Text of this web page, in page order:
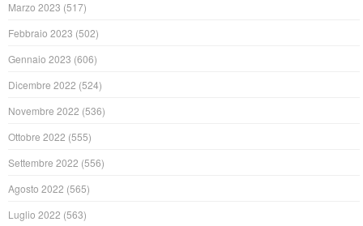
Marzo 2023 (517)
Febbraio 2023 (502)
Gennaio 2023 (606)
Dicembre 2022 (524)
Novembre 2022 (536)
Ottobre 2022 (555)
Settembre 2022 (556)
Agosto 2022 (565)
Luglio 2022 (563)